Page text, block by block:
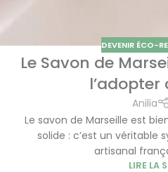
DEVENIR ÉCO-
Le Savon de
l’adopter
Anilia
Le savon de Marseille est
solide : c’est un véritable
artisanal
LIRE LA